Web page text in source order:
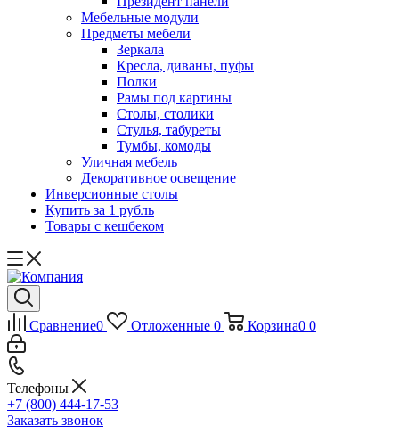
Мебельные модули
Предметы мебели
Зеркала
Кресла, диваны, пуфы
Полки
Рамы под картины
Столы, столики
Стулья, табуреты
Тумбы, комоды
Уличная мебель
Декоративное освещение
Инверсионные столы
Купить за 1 рубль
Товары с кешбеком
Сравнение0 Отложенные 0 Корзина0 0
Телефоны
+7 (800) 444-17-53
Заказать звонок